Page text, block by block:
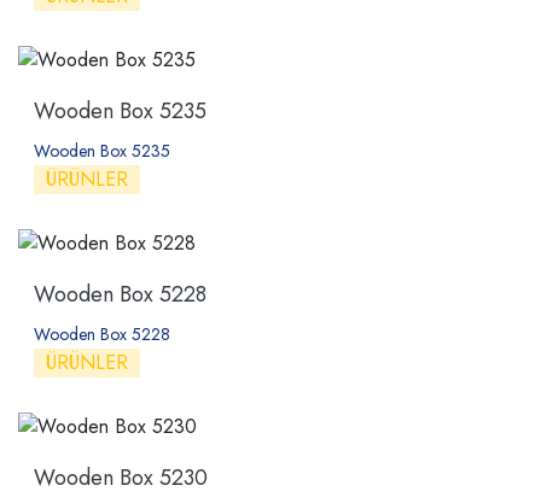
Wooden Box 5235
Wooden Box 5235
ÜRÜNLER
Wooden Box 5228
Wooden Box 5228
ÜRÜNLER
Wooden Box 5230